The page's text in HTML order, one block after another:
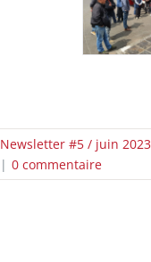
Newsletter #5 / juin 2023
| 0 commentaire